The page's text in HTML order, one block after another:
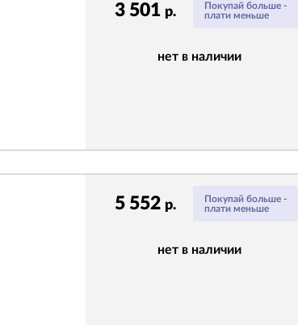
Покупай больше -
плати меньше
3 501 р.
нет в наличии
Покупай больше -
плати меньше
5 552 р.
нет в наличии